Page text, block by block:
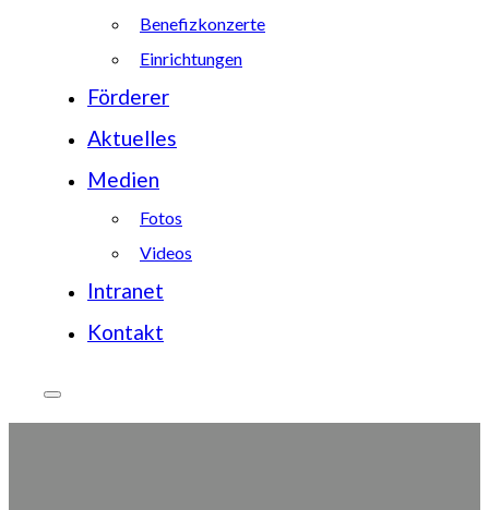
Benefizkonzerte
Einrichtungen
Förderer
Aktuelles
Medien
Fotos
Videos
Intranet
Kontakt